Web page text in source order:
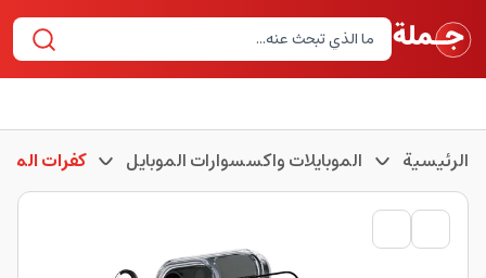
الرئيسية الموبايلات واكسسوارات الموبايل كفرات